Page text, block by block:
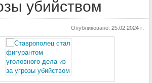
убийством
Опубликовано: 25.02.2024 г.